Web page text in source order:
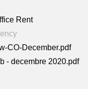
Rent
CO-December.pdf
- decembre 2020.pdf